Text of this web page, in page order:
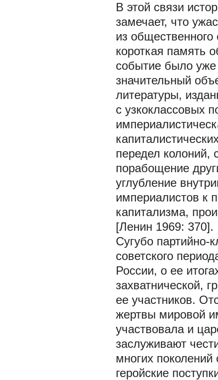
В этой связи
замечает, что
из общественного
короткая память
событие было
значительный
литературы,
с узкоклассовых
передел колоний,
порабощение
углубление
империалистов к
капитализма,
[Ленин 1969: 370].
Сугубо партийно-
советского
России, о ее
захватнической,
ее участников.
жертвы мировой
участвовала и
заслуживают
многих
геройские